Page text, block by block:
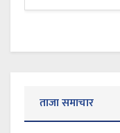
ताजा समाचार